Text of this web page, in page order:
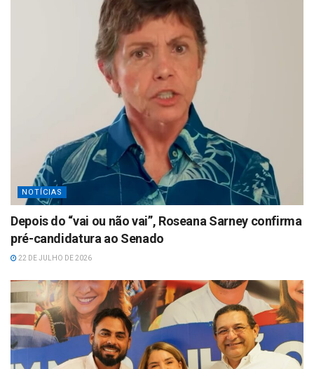
NOTÍCIAS
Depois do “vai ou não vai”, Roseana Sarney confirma
pré-candidatura ao Senado
22 DE JULHO DE 2026